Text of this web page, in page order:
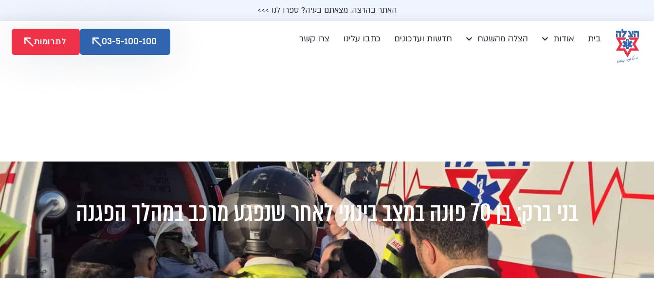
האתר בהרצה. מצאתם בעיה? ספרו לנו >>>
בית אודות הצלה מהשטח חדשות ועדכונים כתבו עלינו צרו קשר 03-5-100-100 לתרומות
בני ברק: בן 70 פונה במצב בינוני לאחר שנפגע מרכב במהלך הפגנה